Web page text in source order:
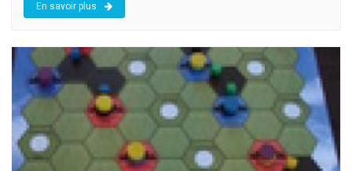
En savoir plus